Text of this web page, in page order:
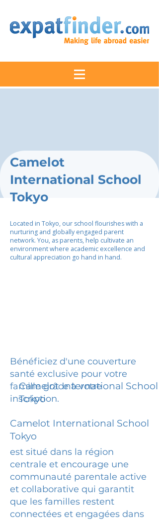
Camelot
International School
Tokyo
Located in Tokyo, our school flourishes with a
nurturing and globally engaged parent
network. You, as parents, help cultivate an
environment where academic excellence and
cultural appreciation go hand in hand.
Bénéficiez d'une couverture
santé exclusive pour votre
famille grâce à votre
inscription.
Camelot International School
Tokyo
Camelot International School
Tokyo
est situé dans la région
centrale et encourage une
communauté parentale active
et collaborative qui garantit
que les familles restent
connectées et engagées dans